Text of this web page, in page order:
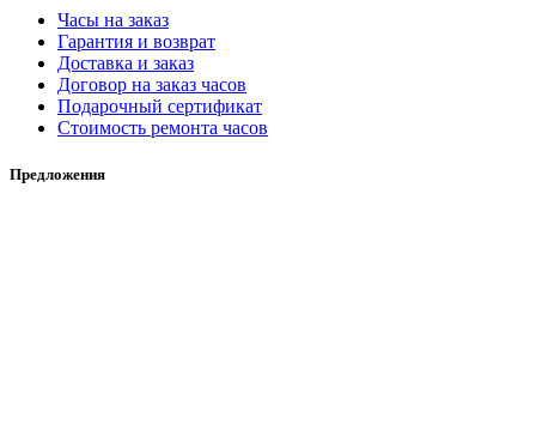
Часы на заказ
Гарантия и возврат
Доставка и заказ
Договор на заказ часов
Подарочный сертификат
Стоимость ремонта часов
Предложения